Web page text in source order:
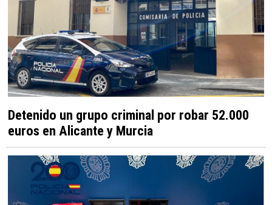
Detenido un grupo criminal por robar 52.000
euros en Alicante y Murcia